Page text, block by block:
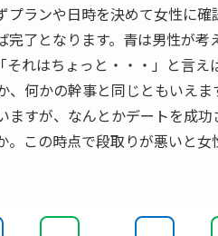
ランや日時を決めて女性に
了となります。青は男性が
れはちょっと・・・」と言
何かの幹事と同じともいえま
ますが、なんとかデートを成
この時点で段取りが悪いと